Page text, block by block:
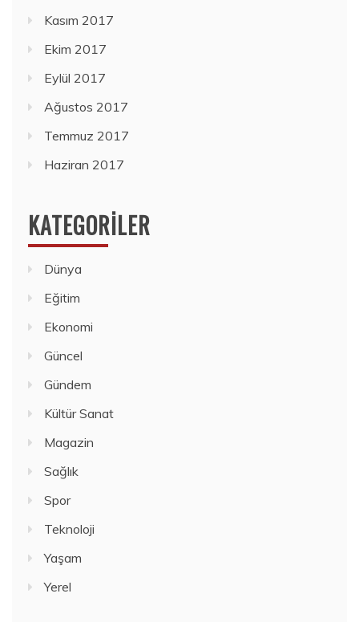
Kasım 2017
Ekim 2017
Eylül 2017
Ağustos 2017
Temmuz 2017
Haziran 2017
KATEGORILER
Dünya
Eğitim
Ekonomi
Güncel
Gündem
Kültür Sanat
Magazin
Sağlık
Spor
Teknoloji
Yaşam
Yerel